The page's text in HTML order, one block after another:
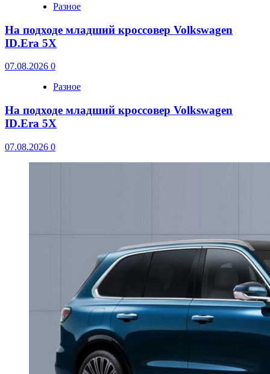
Разное
На подходе младший кроссовер Volkswagen
ID.Era 5X
07.08.2026 0
Разное
На подходе младший кроссовер Volkswagen
ID.Era 5X
07.08.2026 0